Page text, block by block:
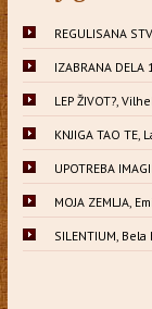
REGULISANA
IZABRANA
LEP ŽIVOT?,
KNJIGA TAO TE,
UPOTREBA
MOJA ZEMLJA,
SILENTIUM, Bela